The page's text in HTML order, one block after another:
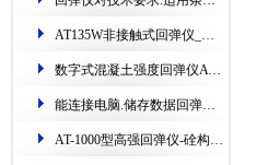
AT135W非接触式回弹仪​_红外无线连接.支持货场打印
数字式混凝土强度回弹仪AT135E​_可自动采集、数据存储​
能连接电脑.储存数据回弹仪HT225-W.超上下限语音提示​
AT-1000型高强回弹仪-硂构件硬度检测仪器​